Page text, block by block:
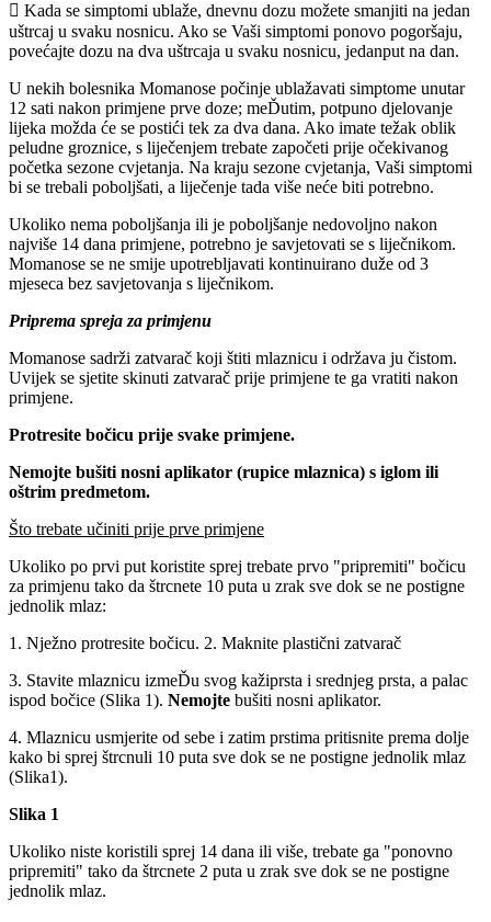
 Kada se simptomi ublaže, dnevnu dozu možete smanjiti na jedan
uštrcaj u svaku nosnicu. Ako se Vaši simptomi ponovo pogoršaju,
povećajte dozu na dva uštrcaja u svaku nosnicu, jedanput na dan.
U nekih bolesnika Momanose počinje ublažavati simptome unutar
12 sati nakon primjene prve doze; meĎutim, potpuno djelovanje
lijeka možda će se postići tek za dva dana. Ako imate težak oblik
peludne groznice, s liječenjem trebate započeti prije očekivanog
početka sezone cvjetanja. Na kraju sezone cvjetanja, Vaši simptomi
bi se trebali poboljšati, a liječenje tada više neće biti potrebno.
Ukoliko nema poboljšanja ili je poboljšanje nedovoljno nakon
najviše 14 dana primjene, potrebno je savjetovati se s liječnikom.
Momanose se ne smije upotrebljavati kontinuirano duže od 3
mjeseca bez savjetovanja s liječnikom.
Priprema spreja za primjenu
Momanose sadrži zatvarač koji štiti mlaznicu i održava ju čistom.
Uvijek se sjetite skinuti zatvarač prije primjene te ga vratiti nakon
primjene.
Protresite bočicu prije svake primjene.
Nemojte bušiti nosni aplikator (rupice mlaznica) s iglom ili
oštrim predmetom.
Što trebate učiniti prije prve primjene
Ukoliko po prvi put koristite sprej trebate prvo "pripremiti" bočicu
za primjenu tako da štrcnete 10 puta u zrak sve dok se ne postigne
jednolik mlaz:
1. Nježno protresite bočicu. 2. Maknite plastični zatvarač
3. Stavite mlaznicu izmeĎu svog kažiprsta i srednjeg prsta, a palac
ispod bočice (Slika 1). Nemojte bušiti nosni aplikator.
4. Mlaznicu usmjerite od sebe i zatim prstima pritisnite prema dolje
kako bi sprej štrcnuli 10 puta sve dok se ne postigne jednolik mlaz
(Slika1).
Slika 1
Ukoliko niste koristili sprej 14 dana ili više, trebate ga "ponovno
pripremiti" tako da štrcnete 2 puta u zrak sve dok se ne postigne
jednolik mlaz.